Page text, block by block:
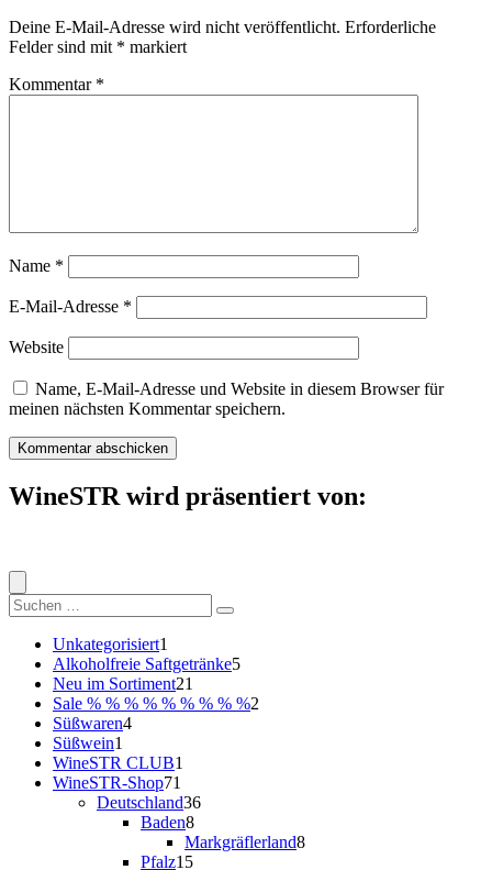
Deine E-Mail-Adresse wird nicht veröffentlicht. Erforderliche
Felder sind mit * markiert
Kommentar *
Name *
E-Mail-Adresse *
Website
Name, E-Mail-Adresse und Website in diesem Browser für
meinen nächsten Kommentar speichern.
WineSTR wird präsentiert von:
Suche
nach:
Unkategorisiert1
Produkt
Alkoholfreie Saftgetränke55
Neu im Sortiment21
Produkte
Sale % % % % % % % % %2
Süßwaren44
Süßwein1
Produkt
WineSTR CLUB1
WineSTR-Shop71
Produkte
Deutschland3636
Baden88
Produkte
Markgräflerland88
Pfalz1515